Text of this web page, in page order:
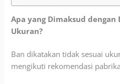
Apa yang Dimaksud dengan
Ukuran?
Ban dikatakan tidak sesuai
mengikuti rekomendasi